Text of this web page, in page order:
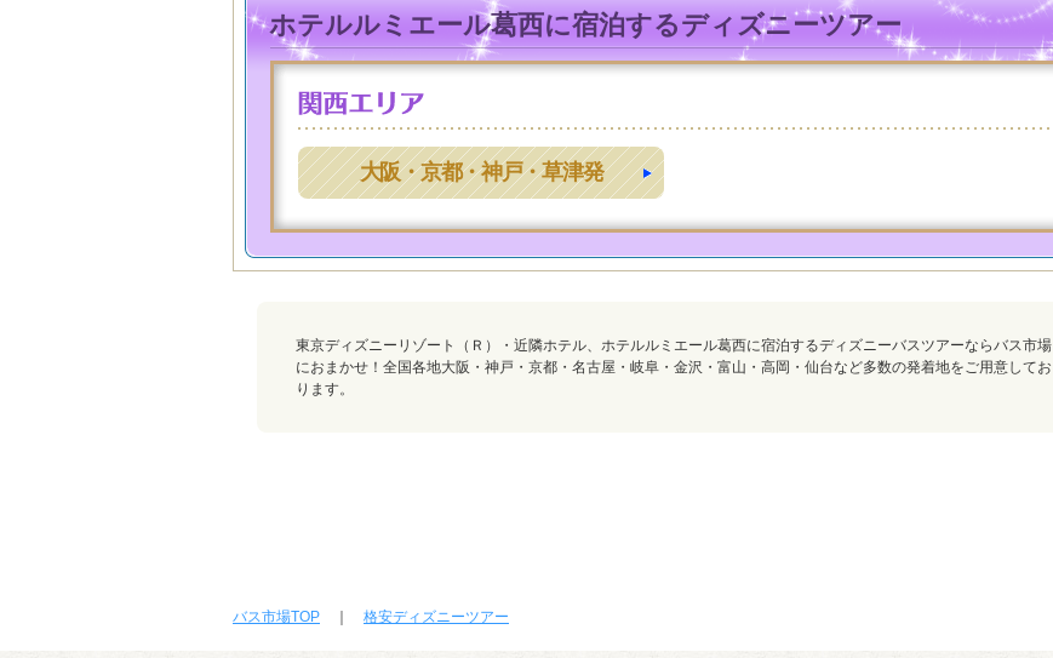
ホテルルミエール葛西に宿泊するディズニーツアー
大阪・京都・神戸・草津発
東京ディズニーリゾート（Ｒ）・近隣ホテル、ホテルルミエール葛西に宿泊するディズニーバスツアーならバス市場
におまかせ！全国各地大阪・神戸・京都・名古屋・岐阜・金沢・富山・高岡・仙台など多数の発着地をご用意してお
ります。
バス市場TOP 格安ディズニーツアー